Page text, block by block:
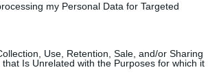
my Personal Data for Targeted
Use, Retention, Sale, and/or Sharing
Is Unrelated with the Purposes for which it